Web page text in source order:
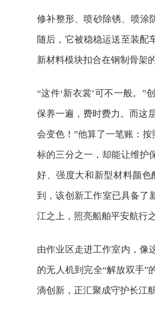
修补整形、喷砂除锈、喷涂
随后，它被稳稳运送至装配
新材料模块扣合在钢制骨架
“这件‘新衣裳’可不一般。
保养一遍，费时费力。而这
会变色！”他算了一笔账：
标的三分之一，却能让维护
好、强度大和新型材料颜
到，该创新工作室已具备了
江之上，照亮船舶平安航行之
由作业区走进工作室内，像
的无人机到完全“解放双手
滴创新，正汇聚成守护长江